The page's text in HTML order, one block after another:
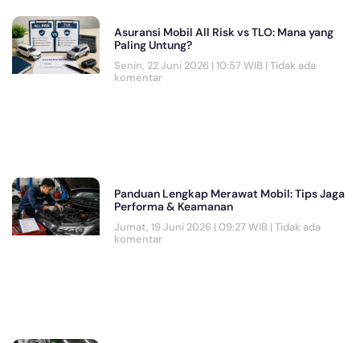
Asuransi Mobil All Risk vs TLO: Mana yang
Paling Untung?
Senin, 22 Juni 2026 | 10:57 WIB Tidak ada
komentar
Panduan Lengkap Merawat Mobil: Tips Jaga
Performa & Keamanan
Jumat, 19 Juni 2026 | 09:27 WIB Tidak ada
komentar